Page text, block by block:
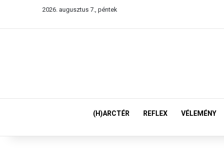
2026. augusztus 7., péntek
(H)ARCTÉR REFLEX VÉLEMÉNY